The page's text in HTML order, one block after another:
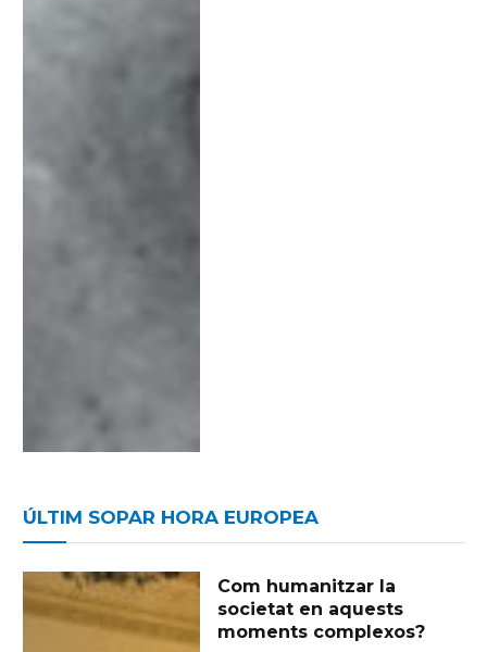
ÚLTIM SOPAR HORA EUROPEA
Com humanitzar la
societat en aquests
moments complexos?